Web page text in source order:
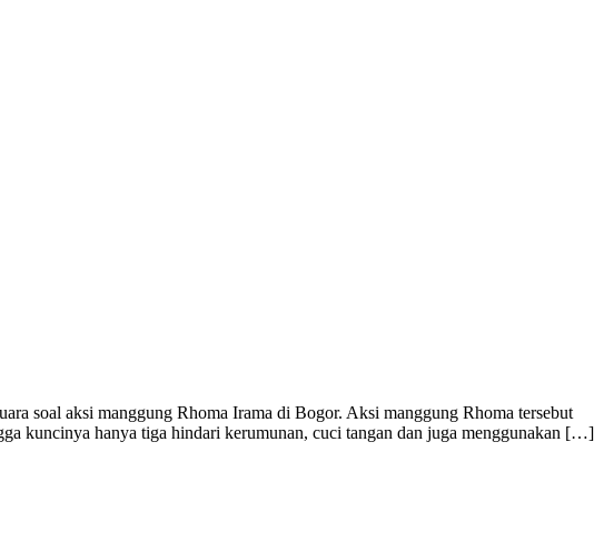
soal aksi manggung Rhoma Irama di Bogor. Aksi manggung Rhoma tersebut
kuncinya hanya tiga hindari kerumunan, cuci tangan dan juga menggunakan […]